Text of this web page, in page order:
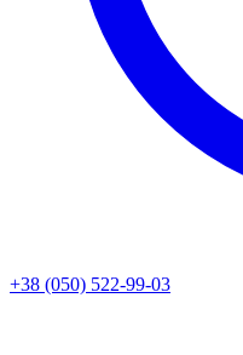
+38 (050) 522-99-03